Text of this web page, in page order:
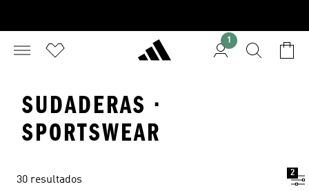
1
SUDADERAS ·
SPORTSWEAR
30 resultados
2